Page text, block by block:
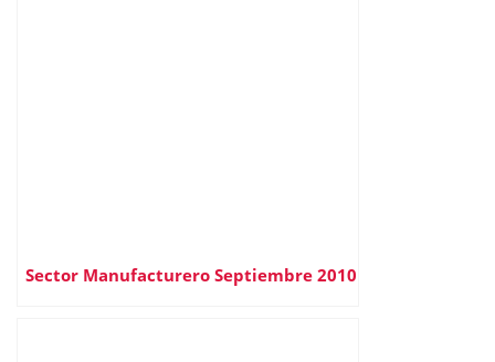
Sector Manufacturero Septiembre 2010